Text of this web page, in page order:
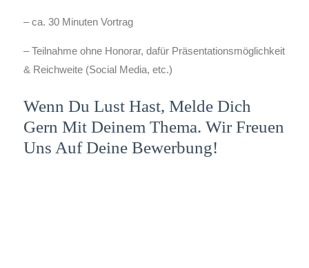
– ca. 30 Minuten Vortrag
– Teilnahme ohne Honorar, dafür Präsentationsmöglichkeit
& Reichweite (Social Media, etc.)
Wenn Du Lust Hast, Melde Dich
Gern Mit Deinem Thema. Wir Freuen
Uns Auf Deine Bewerbung!